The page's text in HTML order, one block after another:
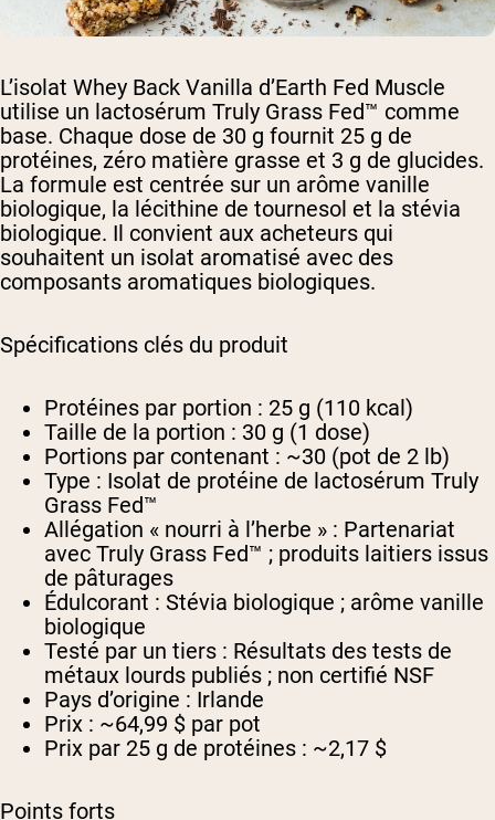
L’isolat Whey Back Vanilla d’Earth Fed Muscle
utilise un lactosérum Truly Grass Fed™ comme
base. Chaque dose de 30 g fournit 25 g de
protéines, zéro matière grasse et 3 g de glucides.
La formule est centrée sur un arôme vanille
biologique, la lécithine de tournesol et la stévia
biologique. Il convient aux acheteurs qui
souhaitent un isolat aromatisé avec des
composants aromatiques biologiques.
Spécifications clés du produit
Protéines par portion : 25 g (110 kcal)
Taille de la portion : 30 g (1 dose)
Portions par contenant : ~30 (pot de 2 lb)
Type : Isolat de protéine de lactosérum Truly
Grass Fed™
Allégation « nourri à l’herbe » : Partenariat
avec Truly Grass Fed™ ; produits laitiers issus
de pâturages
Édulcorant : Stévia biologique ; arôme vanille
biologique
Testé par un tiers : Résultats des tests de
métaux lourds publiés ; non certifié NSF
Pays d’origine : Irlande
Prix : ~64,99 $ par pot
Prix par 25 g de protéines : ~2,17 $
Points forts